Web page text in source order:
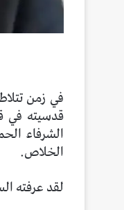
في زمن
قدسيته في
الشرفاء
الخلاص.
لقد عرفته